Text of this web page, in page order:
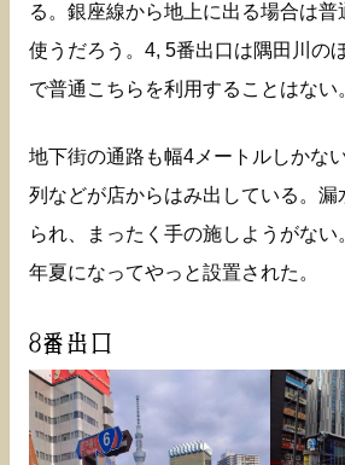
る。銀座線から地上に出る場合は普
使うだろう。4, 5番出口は隅田川の
で普通こちらを利用することはない
地下街の通路も幅4メートルしかな
列などが店からはみ出している。漏
られ、まったく手の施しようがな
年夏になってやっと設置された。
8番出口